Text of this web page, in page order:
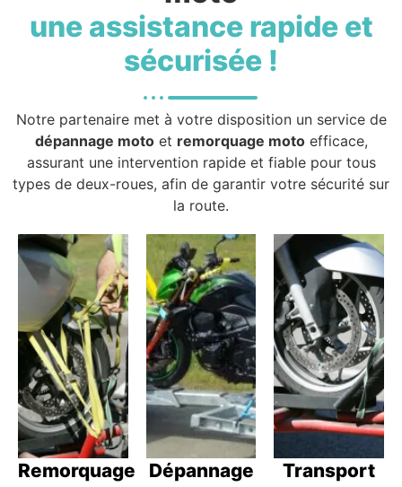
une assistance rapide et
sécurisée !
Notre partenaire met à votre disposition un service de
dépannage motoet remorquage motoefficace,
assurant une intervention rapide et fiable pour tous
types de deux-roues, afin de garantir votre sécurité sur
la route.
Remorquage
Dépannage
Transport